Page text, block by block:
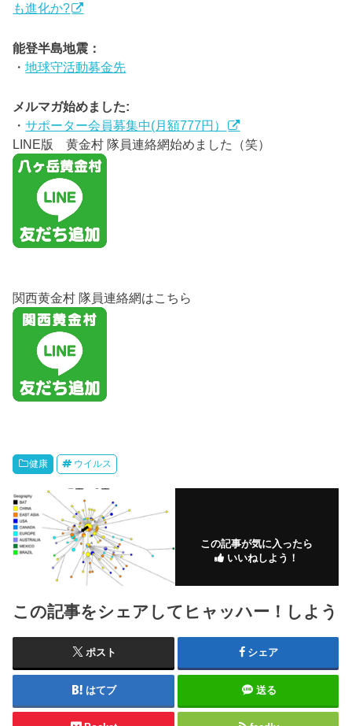
も進化か?
能登半島地震：
・地球守活動募金先
メルマガ始めました:
・サポーター会員募集中(月額777円）
LINE版 黄金村 隊員連絡網始めました（笑）
関西黄金村 隊員連絡網はこちら
健康 ウイルス
この記事が気に入ったら
いいねしよう！
この記事をシェアしてヒャッハー！しよう
ポスト シェア
はてブ 送る